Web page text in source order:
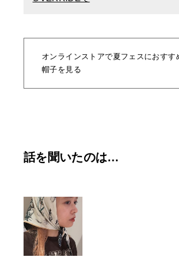
オンラインストアで夏フェスにおすす
帽子を見る
話を聞いたのは…